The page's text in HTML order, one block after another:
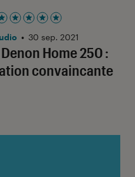
Home 250 :
convaincante
5 étoiles sur 5
• 30 sep. 2021